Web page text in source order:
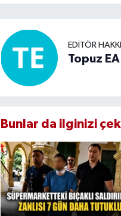
EDITÖR
Topuz EA
Bunlar da ilginizi